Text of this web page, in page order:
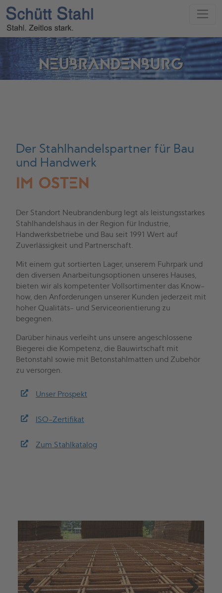
Direkt zur Hauptnavigation springen
Direkt zum Inhalt springen
NEUBRANDENBURG
Der Stahlhandelspartner für Bau
und Handwerk
IM OSTEN
Der Standort Neubrandenburg legt als leistungsstarkes
Stahlhandelshaus in der Region für Industrie,
Handwerksbetriebe und Bau seit 1991 Wert auf
Zuverlässigkeit und Partnerschaft.
Mit einem gut sortierten Lager, unserem Fuhrpark und
den diversen Anarbeitungsoptionen unseres Hauses,
bieten wir als kompetenter Vollsortimenter das Know-
how, den Anforderungen unserer Kunden jederzeit mit
hoher Qualitäts- und Serviceorientierung zu
begegnen.
Darüber hinaus verleiht uns unsere angeschlossene
Biegerei die Kompetenz, die Bauwirtschaft mit
Betonstahl sowie mit Betonstahlmatten und Zubehör
zu versorgen.
Unser Prospekt
ISO-Zertifikat
Zum Stahlkatalog